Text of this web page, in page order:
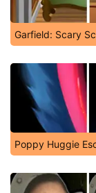
Garfield: Scary
Poppy Huggie